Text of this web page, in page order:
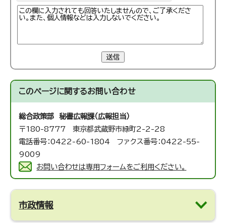
送信
このページに関するお問い合わせ
総合政策部 秘書広報課（広報担当）
〒180-8777 東京都武蔵野市緑町2-2-28
電話番号：0422-60-1804 ファクス番号：0422-55-
9009
お問い合わせは専用フォームをご利用ください。
市政情報